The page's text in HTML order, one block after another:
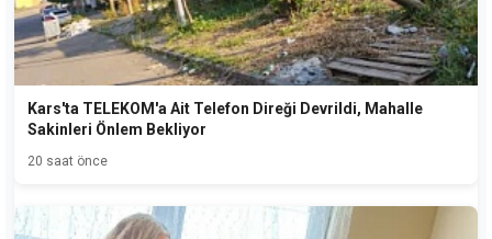
Kars'ta TELEKOM'a Ait Telefon Direği Devrildi, Mahalle
Sakinleri Önlem Bekliyor
20 saat önce